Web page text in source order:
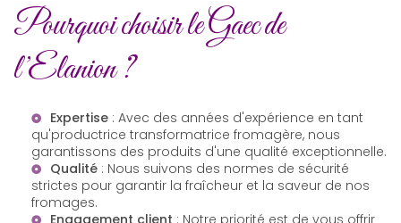
Pourquoi choisir le Gaec de
l’Elanion ?
Expertise : Avec des années d'expérience en tant
qu'productrice transformatrice fromagère, nous
garantissons des produits d'une qualité exceptionnelle.
Qualité : Nous suivons des normes de sécurité
strictes pour garantir la fraîcheur et la saveur de nos
fromages.
Engagement client : Notre priorité est de vous offrir